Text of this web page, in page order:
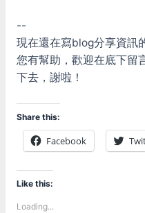
--
現在還在寫blog分享資訊
您有幫助，歡迎在底下留
下去，謝啦！
Share this:
Facebook
Like this:
Loading...